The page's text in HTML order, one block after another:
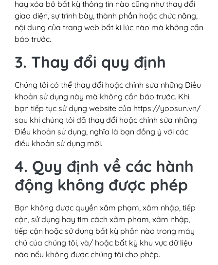
hay xóa bỏ bất kỳ thông tin nào cũng như thay đổi
giao diện, sự trình bày, thành phần hoặc chức năng,
nội dung của trang web bất kì lúc nào mà không cần
báo trước.
3. Thay đổi quy định
Chúng tôi có thể thay đổi hoặc chỉnh sửa những Điều
khoản sử dụng này mà không cần báo trước. Khi
bạn tiếp tục sử dụng website của https://yoosun.vn/
sau khi chúng tôi đã thay đổi hoặc chỉnh sửa những
Điều khoản sử dụng, nghĩa là bạn đồng ý với các
điều khoản sử dụng mới.
4. Quy định về các hành
động không được phép
Bạn không được quyền xâm phạm, xâm nhập, tiếp
cận, sử dụng hay tìm cách xâm phạm, xâm nhập,
tiếp cận hoặc sử dụng bất kỳ phần nào trong máy
chủ của chúng tôi, và/ hoặc bất kỳ khu vực dữ liệu
nào nếu không được chúng tôi cho phép.